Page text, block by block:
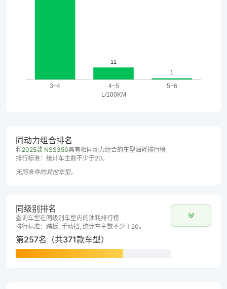
同动力组合排名
和 2025款 NSS350具有相同动力组合的车型油耗排行榜
排行标准：统计车主数不少于20。
无同条件的其他车型。
同级别排名
查询车型在同级别车型内的油耗排行榜
排行标准：踏板, 手动挡, 统计车主数不少于20。
第257名（共371款车型）